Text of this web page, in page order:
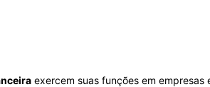
exercem suas funções em